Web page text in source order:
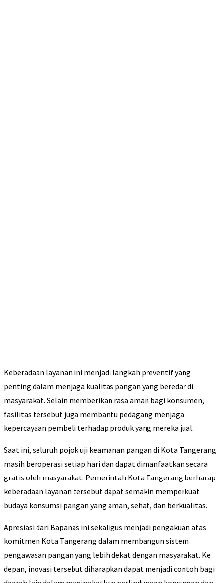
Keberadaan layanan ini menjadi langkah preventif yang
penting dalam menjaga kualitas pangan yang beredar di
masyarakat. Selain memberikan rasa aman bagi konsumen,
fasilitas tersebut juga membantu pedagang menjaga
kepercayaan pembeli terhadap produk yang mereka jual.
Saat ini, seluruh pojok uji keamanan pangan di Kota Tangerang
masih beroperasi setiap hari dan dapat dimanfaatkan secara
gratis oleh masyarakat. Pemerintah Kota Tangerang berharap
keberadaan layanan tersebut dapat semakin memperkuat
budaya konsumsi pangan yang aman, sehat, dan berkualitas.
Apresiasi dari Bapanas ini sekaligus menjadi pengakuan atas
komitmen Kota Tangerang dalam membangun sistem
pengawasan pangan yang lebih dekat dengan masyarakat. Ke
depan, inovasi tersebut diharapkan dapat menjadi contoh bagi